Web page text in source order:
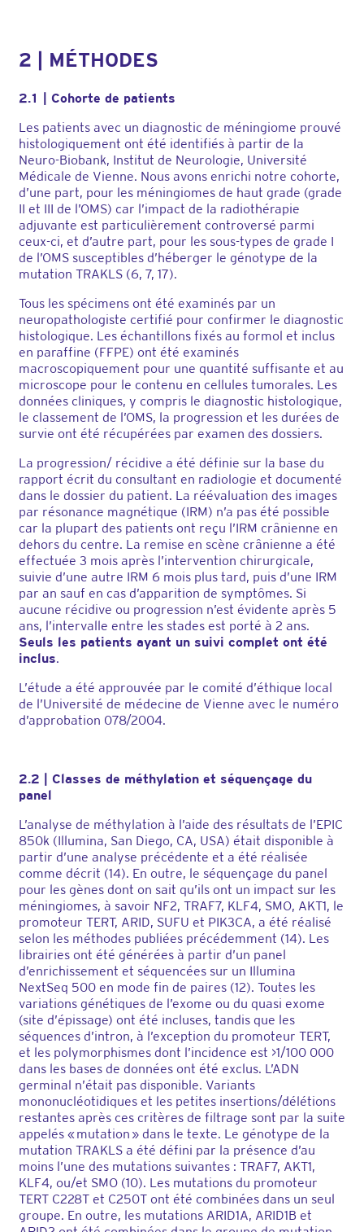
2 | MÉTHODES
2.1 | Cohorte de patients
Les patients avec un diagnostic de méningiome prouvé
histologiquement ont été identifiés à partir de la
Neuro-Biobank, Institut de Neurologie, Université
Médicale de Vienne. Nous avons enrichi notre cohorte,
d’une part, pour les méningiomes de haut grade (grade
II et III de l’OMS) car l’impact de la radiothérapie
adjuvante est particulièrement controversé parmi
ceux-ci, et d’autre part, pour les sous-types de grade I
de l’OMS susceptibles d’héberger le génotype de la
mutation TRAKLS (6, 7, 17).
Tous les spécimens ont été examinés par un
neuropathologiste certifié pour confirmer le diagnostic
histologique. Les échantillons fixés au formol et inclus
en paraffine (FFPE) ont été examinés
macroscopiquement pour une quantité suffisante et au
microscope pour le contenu en cellules tumorales. Les
données cliniques, y compris le diagnostic histologique,
le classement de l’OMS, la progression et les durées de
survie ont été récupérées par examen des dossiers.
La progression/ récidive a été définie sur la base du
rapport écrit du consultant en radiologie et documenté
dans le dossier du patient. La réévaluation des images
par résonance magnétique (IRM) n’a pas été possible
car la plupart des patients ont reçu l’IRM crânienne en
dehors du centre. La remise en scène crânienne a été
effectuée 3 mois après l’intervention chirurgicale,
suivie d’une autre IRM 6 mois plus tard, puis d’une IRM
par an sauf en cas d’apparition de symptômes. Si
aucune récidive ou progression n’est évidente après 5
ans, l’intervalle entre les stades est porté à 2 ans.
Seuls les patients ayant un suivi complet ont été
inclus.
L’étude a été approuvée par le comité d’éthique local
de l’Université de médecine de Vienne avec le numéro
d’approbation 078/2004.
2.2 | Classes de méthylation et séquençage du
panel
L’analyse de méthylation à l’aide des résultats de l’EPIC
850k (Illumina, San Diego, CA, USA) était disponible à
partir d’une analyse précédente et a été réalisée
comme décrit (14). En outre, le séquençage du panel
pour les gènes dont on sait qu’ils ont un impact sur les
méningiomes, à savoir NF2, TRAF7, KLF4, SMO, AKT1, le
promoteur TERT, ARID, SUFU et PIK3CA, a été réalisé
selon les méthodes publiées précédemment (14). Les
librairies ont été générées à partir d’un panel
d’enrichissement et séquencées sur un Illumina
NextSeq 500 en mode fin de paires (12). Toutes les
variations génétiques de l’exome ou du quasi exome
(site d’épissage) ont été incluses, tandis que les
séquences d’intron, à l’exception du promoteur TERT,
et les polymorphismes dont l’incidence est >1/100 000
dans les bases de données ont été exclus. L’ADN
germinal n’était pas disponible. Variants
mononucléotidiques et les petites insertions/délétions
restantes après ces critères de filtrage sont par la suite
appelés « mutation » dans le texte. Le génotype de la
mutation TRAKLS a été défini par la présence d’au
moins l’une des mutations suivantes : TRAF7, AKT1,
KLF4, ou/et SMO (10). Les mutations du promoteur
TERT C228T et C250T ont été combinées dans un seul
groupe. En outre, les mutations ARID1A, ARID1B et